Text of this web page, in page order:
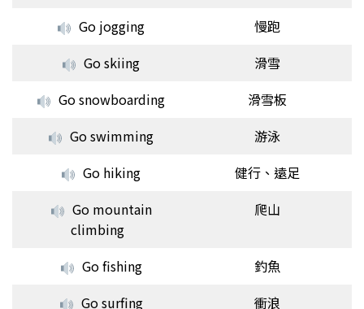
Go jogging
慢跑
Go skiing
滑雪
Go snowboarding
滑雪板
Go swimming
游泳
Go hiking
健行、遠足
Go mountain
climbing
爬山
Go fishing
釣魚
Go surfing
衝浪